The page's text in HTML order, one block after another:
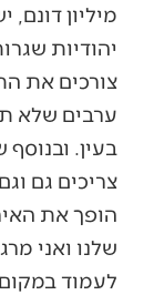
מיליון
יהודיות
צורכים את
ערבים שלא
בעין.
צריכים גם
הופך את
שלנו ואני
לעמוד